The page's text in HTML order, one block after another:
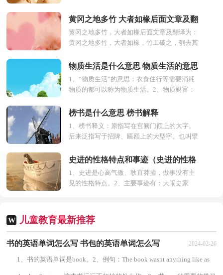
间，我们的地球妈妈出...
黄冈之地多竹 大者如椽后面文章及翻
译
黄冈之地多竹，大者如椽后面文章及翻译为：
黄冈之地多竹，大者如椽，竹工破之，刳去其
也。子城西北隅，雉堞圮...
物质生活是什么意思 物质生活的意思
1、“物质生活”的意思：衣食住行等需要消耗
物质的都可以称为物质生活。2、物质财富：
质财富，...
榜书是什么意思 榜书解释
1、榜书释义：原指写在宫阙门额上的大字。
后来泛指写于招牌、匾额上的大型字。也叫擘
字”。明...
史进的性格特点和事迹（史进的性格
特点和事迹概括）
1、史进是心高气傲、耿直莽撞，做事没有主
见的性格特点。2、主要事迹有：大闹史家
W 儿童教育最新推荐
书的英语单词怎么写 书包的英语单词怎么写 2024-02-26
1、书的英语单词是book。2、例句：The book wasnt anything like as